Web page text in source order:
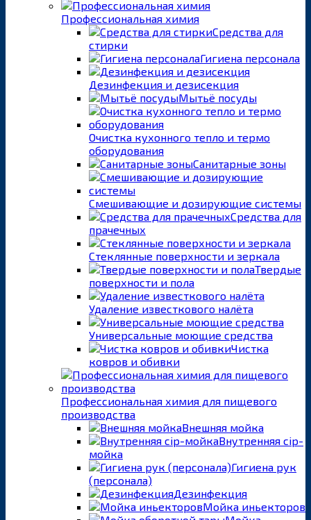
Профессиональная химия
Средства для
стирки
Гигиена персонала
Дезинфекция и дезисекция
Мытьё посуды
Очистка кухонного тепло и термо
оборудования
Санитарные зоны
Смешивающие и дозирующие системы
Средства для
прачечных
Стеклянные поверхности и зеркала
Твердые
поверхности и пола
Удаление известкового налёта
Универсальные моющие средства
Чистка
ковров и обивки
Профессиональная химия для пищевого
производства
Внешняя мойка
Внутренняя cip-
мойка
Гигиена рук
(персонала)
Дезинфекция
Мойка иньекторов